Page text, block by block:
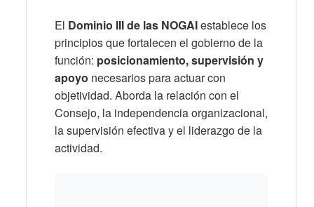
El Dominio III de las NOGAIestablece los
principios que fortalecen el gobierno de la
función: posicionamiento, supervisión y
apoyo necesarios para actuar con
objetividad. Aborda la relación con el
Consejo, la independencia organizacional,
la supervisión efectiva y el liderazgo de la
actividad.